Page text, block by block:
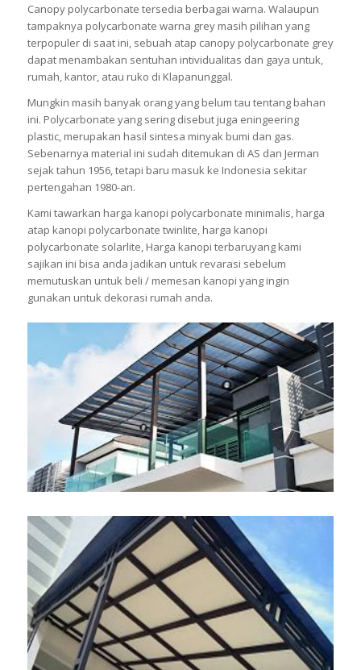
Canopy polycarbonate tersedia berbagai warna. Walaupun
tampaknya polycarbonate warna grey masih pilihan yang
terpopuler di saat ini, sebuah atap canopy polycarbonate grey
dapat menambakan sentuhan intividualitas dan gaya untuk,
rumah, kantor, atau ruko di Klapanunggal.
Mungkin masih banyak orang yang belum tau tentang bahan
ini. Polycarbonate yang sering disebut juga eningeering
plastic, merupakan hasil sintesa minyak bumi dan gas.
Sebenarnya material ini sudah ditemukan di AS dan Jerman
sejak tahun 1956, tetapi baru masuk ke Indonesia sekitar
pertengahan 1980-an.
Kami tawarkan harga kanopi polycarbonate minimalis, harga
atap kanopi polycarbonate twinlite, harga kanopi
polycarbonate solarlite, Harga kanopi terbaruyang kami
sajikan ini bisa anda jadikan untuk revarasi sebelum
memutuskan untuk beli / memesan kanopi yang ingin
gunakan untuk dekorasi rumah anda.